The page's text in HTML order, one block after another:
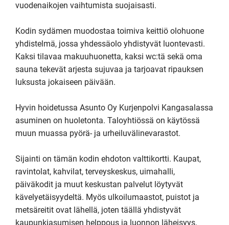
vuodenaikojen vaihtumista suojaisasti.
Kodin sydämen muodostaa toimiva keittiö olohuone
yhdistelmä, jossa yhdessäolo yhdistyvät luontevasti.
Kaksi tilavaa makuuhuonetta, kaksi wc:tä sekä oma
sauna tekevät arjesta sujuvaa ja tarjoavat ripauksen
luksusta jokaiseen päivään.
Hyvin hoidetussa Asunto Oy Kurjenpolvi Kangasalassa
asuminen on huoletonta. Taloyhtiössä on käytössä
muun muassa pyörä- ja urheiluvälinevarastot.
Sijainti on tämän kodin ehdoton valttikortti. Kaupat,
ravintolat, kahvilat, terveyskeskus, uimahalli,
päiväkodit ja muut keskustan palvelut löytyvät
kävelyetäisyydeltä. Myös ulkoilumaastot, puistot ja
metsäreitit ovat lähellä, joten täällä yhdistyvät
kaupunkiasumisen helppous ja luonnon läheisyys.